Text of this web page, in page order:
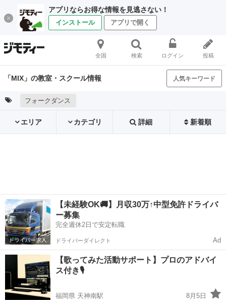
アプリならお得な情報を見逃さない！
インストール アプリで開く
全国 検索 ログイン 投稿
「MIX」の教室・スクール情報 人気キーワード
フォークダンス
エリア カテゴリ 詳細 新着順
【未経験OK🚚】月収30万↑中型免許ドライバ
ー募集
完全週休2日で安定転職
ドライバーダイレクト Ad
【歌ってみた活動サポート】プロのアドバイ
ス付き🎙️
福岡県 天神南駅
8月5日